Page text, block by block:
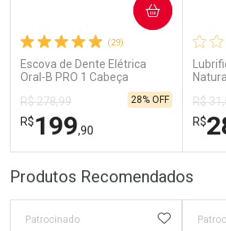
(29)
Escova de Dente Elétrica
Oral-B PRO 1 Cabeça
Redonda Recarregável 1
Unidade
R$ 278,99
R$199,90
28% OFF
COMPRAR
FECHAR
FECHAR
Por Menos
R$
R$
Produtos Recomendados
Patrocinado